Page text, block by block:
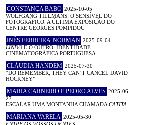
CONSTANÇA BABO 2025-10-05
WOLFGANG TILLMANS: O SENSÍVEL DO
FOTOGRÁFICO. A ÚLTIMA EXPOSIÇÃO DO
CENTRE GEORGES POMPIDOU
INÊS FERREIRA-NORMAN 2025-09-04
LINDO E O OUTRO: IDENTIDADE
CINEMATOGRÁFICA PORTUGUESA
CLÁUDIA HANDEM 2025-07-30
“DO REMEMBER, THEY CAN’T CANCEL DAVID
HOCKNEY”
MARIA CARNEIRO E PEDRO ALVES 2025-06-
27
ESCALAR UMA MONTANHA CHAMADA CATITA
MARIANA VARELA 2025-05-30